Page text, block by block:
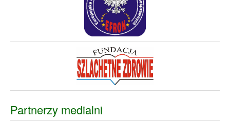
Partnerzy medialni